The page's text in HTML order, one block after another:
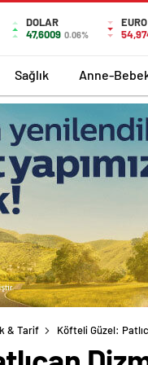
DOLAR
47,6009 0.06%
EURO
Sağlık Anne-
& Tarif Köfteli Güzel: